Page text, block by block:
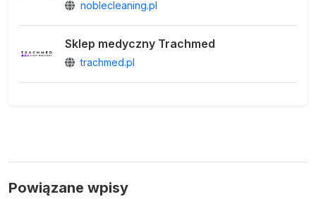
noblecleaning.pl
Sklep medyczny Trachmed
trachmed.pl
Powiązane wpisy